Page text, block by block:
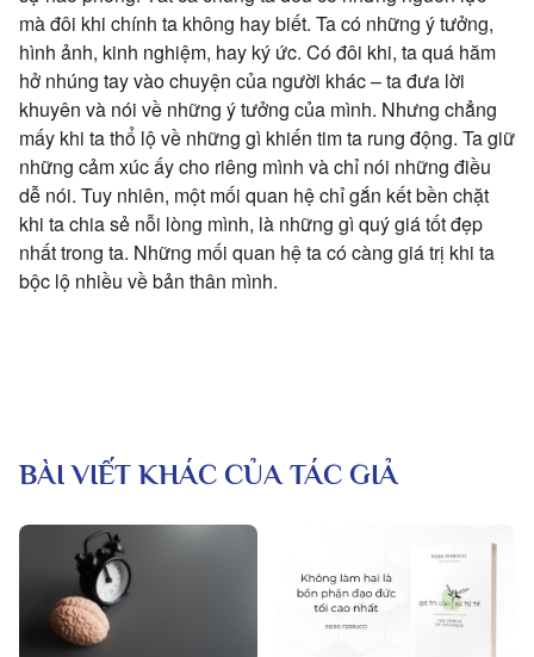
mà đôi khi chính ta không hay biết. Ta có những ý tưởng,
hình ảnh, kinh nghiệm, hay ký ức. Có đôi khi, ta quá hăm
hở nhúng tay vào chuyện của người khác – ta đưa lời
khuyên và nói về những ý tưởng của mình. Nhưng chẳng
mấy khi ta thổ lộ về những gì khiến tim ta rung động. Ta giữ
những cảm xúc ấy cho riêng mình và chỉ nói những điều
dễ nói. Tuy nhiên, một mối quan hệ chỉ gắn kết bền chặt
khi ta chia sẻ nỗi lòng mình, là những gì quý giá tốt đẹp
nhất trong ta. Những mối quan hệ ta có càng giá trị khi ta
bộc lộ nhiều về bản thân mình.
BÀI VIẾT KHÁC CỦA TÁC GIẢ